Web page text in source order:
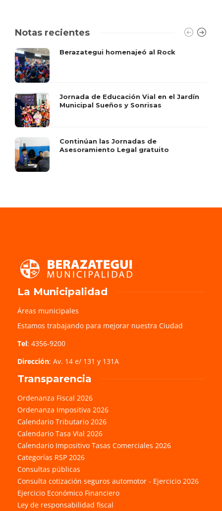
Notas recientes
Berazategui homenajeó al Rock
Jornada de Educación Vial en el Jardín
Municipal Sueños y Sonrisas
Continúan las Jornadas de
Asesoramiento Legal gratuito
La Municipalidad
Áreas municipales
Estamos trabajando para mejorar nuestra Ciudad
Tel: 4356-9200
Dirección: Av. 14 e/ 131 y 131A
Transparencia
Ordenanza Fiscal 2026
Ordenanza Impositiva 2026
Calendario Tributario 2026
Calendario Tasa Vial 2026
Calendario Impositivo Tasas Comerciales 2026
Categorías RSP 2026
Consultas públicas
Consulta cotización seguros automotor - Ejercicio 2026
Ejercicio Económico Financiero
Ley de responsabilidad fiscal